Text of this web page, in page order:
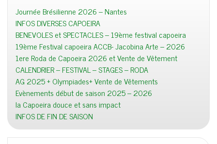
Journée Brésilienne 2026 – Nantes
INFOS DIVERSES CAPOEIRA
BENEVOLES et SPECTACLES – 19ème festival capoeira
19ème Festival capoeira ACCB- Jacobina Arte – 2026
1ere Roda de Capoeira 2026 et Vente de Vêtement
CALENDRIER – FESTIVAL – STAGES – RODA
AG 2025 + Olympiades+ Vente de Vêtements
Evènements début de saison 2025 – 2026
la Capoeira douce et sans impact
INFOS DE FIN DE SAISON